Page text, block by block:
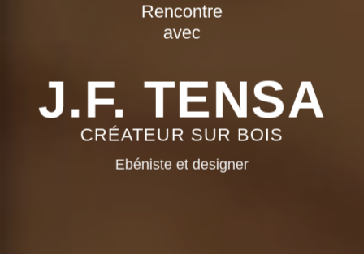
Rencontre
avec
J.F. TENSA
CRÉATEUR SUR BOIS
Ebéniste et designer